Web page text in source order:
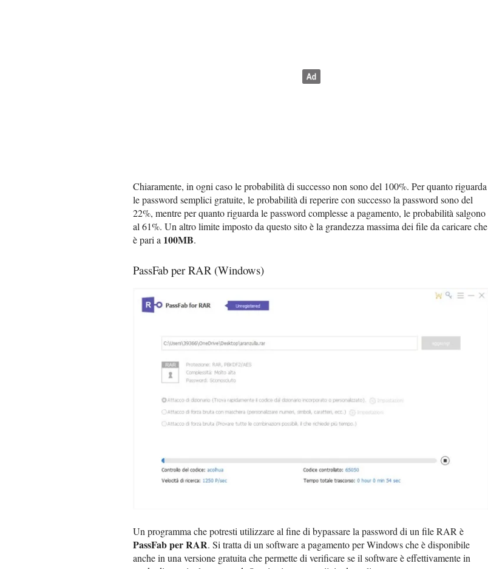
Chiaramente, in ogni caso le probabilità di successo non sono del 100%. Per quanto riguarda
le password semplici gratuite, le probabilità di reperire con successo la password sono del
22%, mentre per quanto riguarda le password complesse a pagamento, le probabilità salgono
al 61%. Un altro limite imposto da questo sito è la grandezza massima dei file da caricare che
è pari a 100MB.
PassFab per RAR (Windows)
Un programma che potresti utilizzare al fine di bypassare la password di un file RAR è
PassFab per RAR. Si tratta di un software a pagamento per Windows che è disponibile
anche in una versione gratuita che permette di verificare se il software è effettivamente in